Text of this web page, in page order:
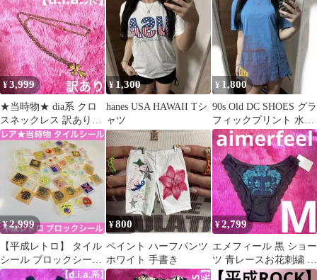
品タグつき
¥3,999
★当時物★ dia系 クロ
スネックレス 訳あり
【平成ギャル】
¥ 1,300
hanes USA HAWAII Tシ
ャツ
¥ 1,800
90s Old DC SHOES グラ
フィックプリント 水色
Tシャツ
¥2,999
【平成レトロ】 タイル
シール ブロックシール
当時物 スマイリー 英国
¥800
ペイント ハーフパンツ
ホワイト 手書き
¥2,799
エメフィール 黒 ショー
ツ 青レースお花刺繍 新
品未使用 M ランジェリ